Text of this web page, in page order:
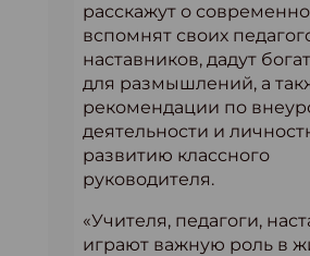
расскажут о
вспомнят своих
наставников, дадут
для размышлений, а
рекомендации по
деятельности и
развитию классного
руководителя.
«Учителя, педагоги,
играют важную роль в